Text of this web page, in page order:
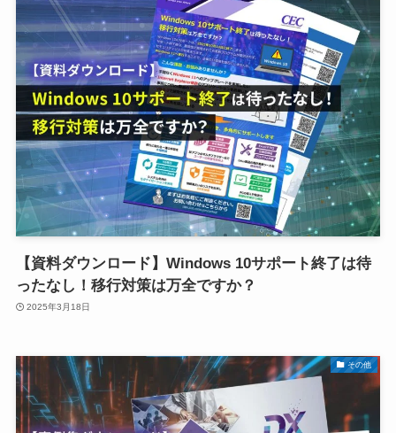
【資料ダウンロード】Windows 10サポート終了は待
ったなし！移行対策は万全ですか？
2025年3月18日
その他